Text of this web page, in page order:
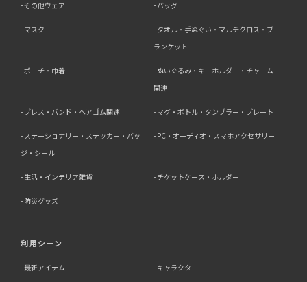
その他ウェア バッグ
マスク
タオル・手ぬぐい・マルチクロス・ブ
ランケット
ポーチ・巾着
ぬいぐるみ・キーホルダー・チャーム
関連
ブレス・バンド・ヘアゴム関連 マグ・ボトル・タンブラー・プレート
ステーショナリー・ステッカー・バッ
ジ・シール
PC・オーディオ・スマホアクセサリー
生活・インテリア雑貨 チケットケース・ホルダー
防災グッズ
利用シーン
最新アイテム キャラクター